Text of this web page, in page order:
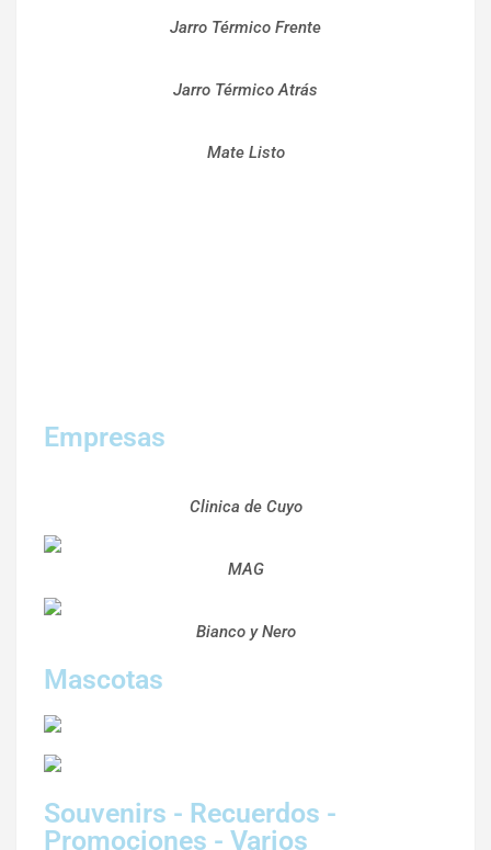
Jarro Térmico Frente
Jarro Térmico Atrás
Mate Listo
Empresas
Clinica de Cuyo
MAG
Bianco y Nero
Mascotas
Souvenirs - Recuerdos -
Promociones - Varios